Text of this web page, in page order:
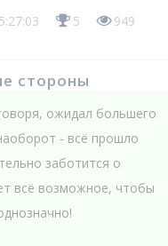
5 949
стороны
ожидал большего
- всё прошло
заботится о
всё возможное, чтобы